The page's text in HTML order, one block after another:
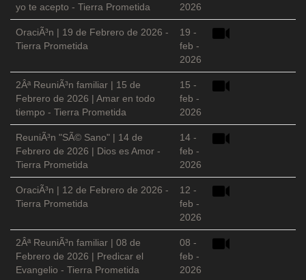
yo te acepto - Tierra Prometida
2026
OraciÃ³n | 19 de Febrero de 2026 -
Tierra Prometida
19 -
feb -
2026
2Âª ReuniÃ³n familiar | 15 de
Febrero de 2026 | Amar en todo
tiempo - Tierra Prometida
15 -
feb -
2026
ReuniÃ³n "SÃ© Sano" | 14 de
Febrero de 2026 | Dios es Amor -
Tierra Prometida
14 -
feb -
2026
OraciÃ³n | 12 de Febrero de 2026 -
Tierra Prometida
12 -
feb -
2026
2Âª ReuniÃ³n familiar | 08 de
Febrero de 2026 | Predicar el
Evangelio - Tierra Prometida
08 -
feb -
2026